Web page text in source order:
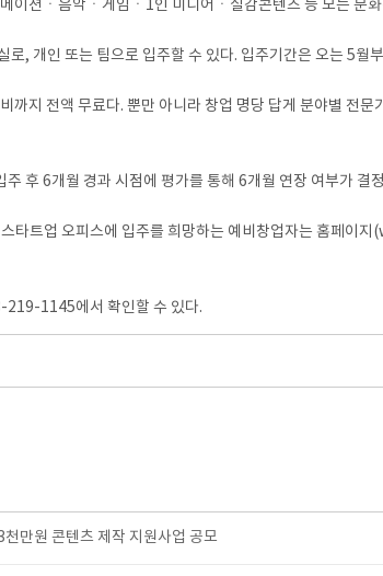
이션ㆍ음악ㆍ게임ㆍ1인 미디어ㆍ실감콘텐츠 등 모든 문
, 개인 또는 팀으로 입주할 수 있다. 입주기간은 오는 5월
까지 전액 무료다. 뿐만 아니라 창업 명당 답게 분야별 전
후 6개월 경과 시점에 평가를 통해 6개월 연장 여부가 결
타트업 오피스에 입주를 희망하는 예비창업자는 홈페이
219-1145에서 확인할 수 있다.
만원 콘텐츠 제작 지원사업 공모